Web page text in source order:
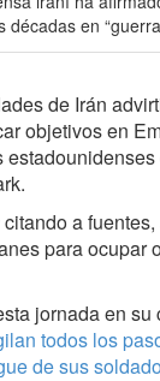
en
de Irán
objetivos en
citando a
para
jornada en
todos los
de sus